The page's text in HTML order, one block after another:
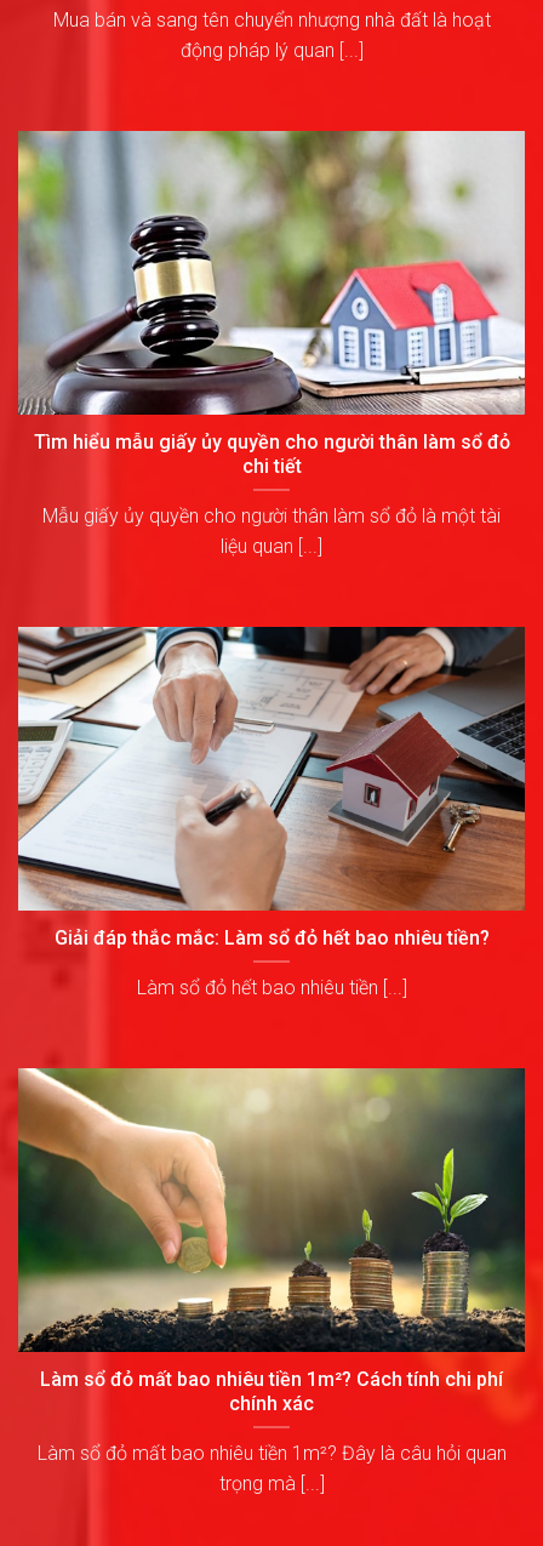
Mua bán và sang tên chuyển nhượng nhà đất là hoạt
động pháp lý quan [...]
Tìm hiểu mẫu giấy ủy quyền cho người thân làm sổ đỏ
chi tiết
Mẫu giấy ủy quyền cho người thân làm sổ đỏ là một tài
liệu quan [...]
Giải đáp thắc mắc: Làm sổ đỏ hết bao nhiêu tiền?
Làm sổ đỏ hết bao nhiêu tiền [...]
Làm sổ đỏ mất bao nhiêu tiền 1m²? Cách tính chi phí
chính xác
Làm sổ đỏ mất bao nhiêu tiền 1m²? Đây là câu hỏi quan
trọng mà [...]